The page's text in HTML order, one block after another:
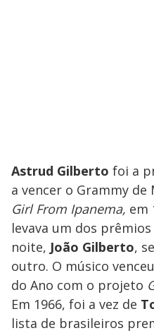
Astrud Gilberto foi a
a vencer o Grammy de
Girl From Ipanema, em
levava um dos
noite, João Gilberto,
outro. O músico
do Ano com o projeto
Em 1966, foi a vez de
lista de brasileiros